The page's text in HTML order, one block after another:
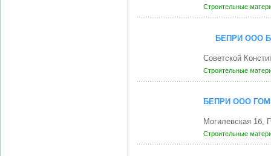
Строительные
БЕПРИ ООО
Советской
Строительные
БЕПРИ ООО
Могилевская 1б,
Строительные